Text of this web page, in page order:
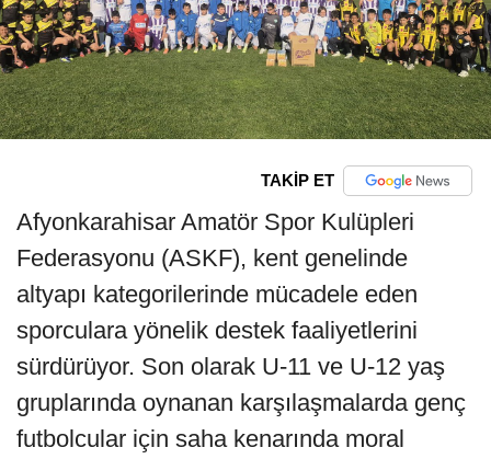
TAKİP ET
Afyonkarahisar Amatör Spor Kulüpleri
Federasyonu (ASKF), kent genelinde
altyapı kategorilerinde mücadele eden
sporculara yönelik destek faaliyetlerini
sürdürüyor. Son olarak U-11 ve U-12 yaş
gruplarında oynanan karşılaşmalarda genç
futbolcular için saha kenarında moral